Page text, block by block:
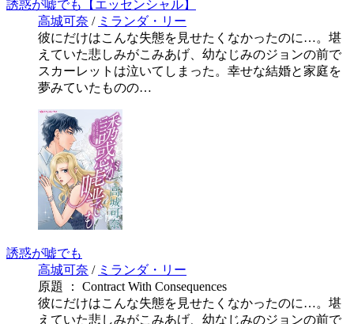
誘惑が嘘でも【エッセンシャル】
高城可奈 / ミランダ・リー
彼にだけはこんな失態を見せたくなかったのに…。堪
えていた悲しみがこみあげ、幼なじみのジョンの前で
スカーレットは泣いてしまった。幸せな結婚と家庭を
夢みていたものの…
誘惑が嘘でも
高城可奈 / ミランダ・リー
原題 ： Contract With Consequences
彼にだけはこんな失態を見せたくなかったのに…。堪
えていた悲しみがこみあげ、幼なじみのジョンの前で